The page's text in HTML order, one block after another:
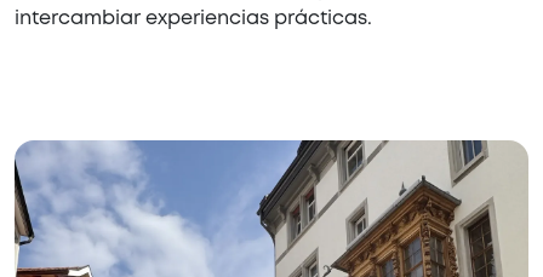
intercambiar experiencias prácticas.